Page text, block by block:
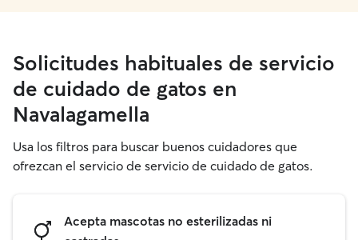
Solicitudes habituales de servicio
de cuidado de gatos en
Navalagamella
Usa los filtros para buscar buenos cuidadores que
ofrezcan el servicio de servicio de cuidado de gatos.
Acepta mascotas no esterilizadas ni